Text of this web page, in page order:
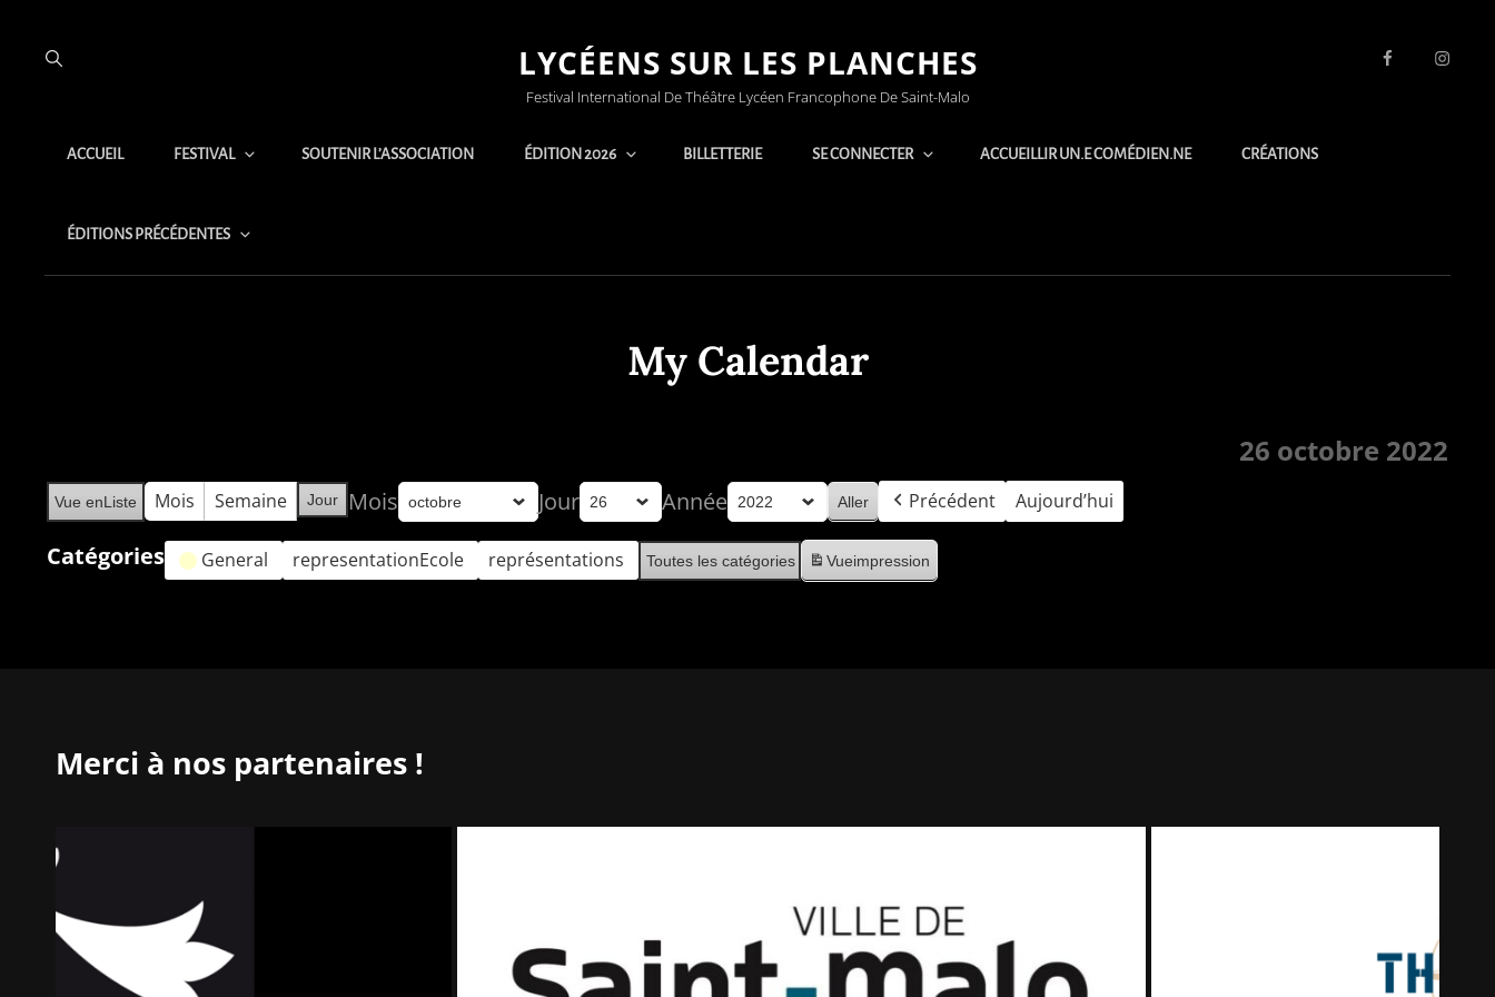
LYCÉENS SUR LES PLANCHES
Festival International De Théâtre Lycéen Francophone De Saint-Malo
facebook
ACCUEIL FESTIVAL SOUTENIR L’ASSOCIATION ÉDITION 2026 BILLETTERIE SE CONNECTER ACCUEILLIR UN.E COMÉDIEN.NE CRÉATIONS
ÉDITIONS PRÉCÉDENTES
My Calendar
26 octobre 2022
Vue enListe Mois Semaine Jour Mois Jour Année Précédent Aujourd’hui
Catégories General representationEcole représentations Toutes les catégories Vueimpression
Merci à nos partenaires !